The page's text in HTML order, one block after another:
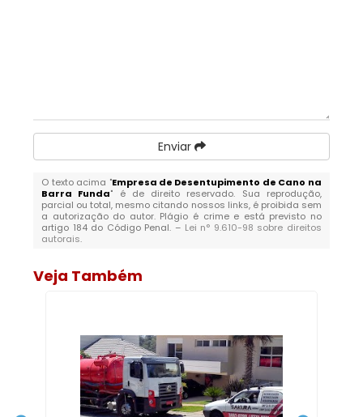
Enviar
O texto acima "Empresa de Desentupimento de Cano na
Barra Funda" é de direito reservado. Sua reprodução,
parcial ou total, mesmo citando nossos links, é proibida sem
a autorização do autor. Plágio é crime e está previsto no
artigo 184 do Código Penal. – Lei n° 9.610-98 sobre direitos
autorais.
Veja Também